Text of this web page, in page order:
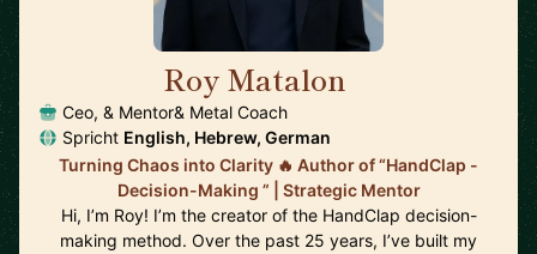
Roy Matalon
Ceo, & Mentor& Metal Coach
Spricht English, Hebrew, German
Turning Chaos into Clarity 🔥 Author of “HandClap -
Decision-Making ” | Strategic Mentor
Hi, I’m Roy! I’m the creator of the HandClap decision-
making method. Over the past 25 years, I’ve built my